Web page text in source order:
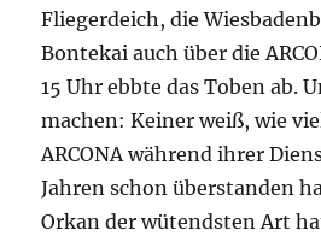
Fliegerdeich, die
Bontekai auch über die
15 Uhr ebbte das Toben ab.
machen: Keiner weiß, wie
ARCONA während ihrer
Jahren schon überstanden
Orkan der wütendsten Art